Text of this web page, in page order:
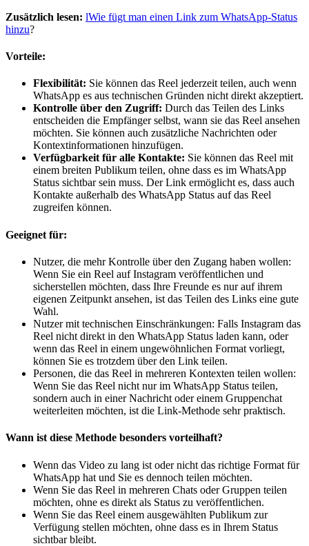
Zusätzlich lesen: lWie fügt man einen Link zum WhatsApp-Status
hinzu?
Vorteile:
Flexibilität: Sie können das Reel jederzeit teilen, auch wenn
WhatsApp es aus technischen Gründen nicht direkt akzeptiert.
Kontrolle über den Zugriff: Durch das Teilen des Links
entscheiden die Empfänger selbst, wann sie das Reel ansehen
möchten. Sie können auch zusätzliche Nachrichten oder
Kontextinformationen hinzufügen.
Verfügbarkeit für alle Kontakte: Sie können das Reel mit
einem breiten Publikum teilen, ohne dass es im WhatsApp
Status sichtbar sein muss. Der Link ermöglicht es, dass auch
Kontakte außerhalb des WhatsApp Status auf das Reel
zugreifen können.
Geeignet für:
Nutzer, die mehr Kontrolle über den Zugang haben wollen:
Wenn Sie ein Reel auf Instagram veröffentlichen und
sicherstellen möchten, dass Ihre Freunde es nur auf ihrem
eigenen Zeitpunkt ansehen, ist das Teilen des Links eine gute
Wahl.
Nutzer mit technischen Einschränkungen: Falls Instagram das
Reel nicht direkt in den WhatsApp Status laden kann, oder
wenn das Reel in einem ungewöhnlichen Format vorliegt,
können Sie es trotzdem über den Link teilen.
Personen, die das Reel in mehreren Kontexten teilen wollen:
Wenn Sie das Reel nicht nur im WhatsApp Status teilen,
sondern auch in einer Nachricht oder einem Gruppenchat
weiterleiten möchten, ist die Link-Methode sehr praktisch.
Wann ist diese Methode besonders vorteilhaft?
Wenn das Video zu lang ist oder nicht das richtige Format für
WhatsApp hat und Sie es dennoch teilen möchten.
Wenn Sie das Reel in mehreren Chats oder Gruppen teilen
möchten, ohne es direkt als Status zu veröffentlichen.
Wenn Sie das Reel einem ausgewählten Publikum zur
Verfügung stellen möchten, ohne dass es in Ihrem Status
sichtbar bleibt.